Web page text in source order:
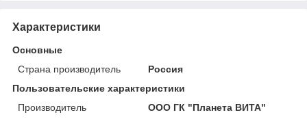
Характеристики
Основные
Страна производитель
Россия
Пользовательские характеристики
Производитель
ООО ГК "Планета ВИТА"